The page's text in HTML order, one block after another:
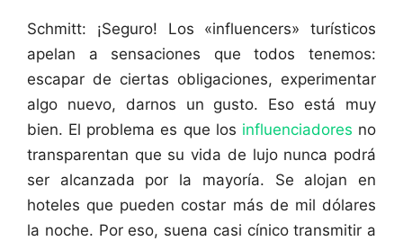
Schmitt: ¡Seguro! Los «influencers» turísticos
apelan a sensaciones que todos tenemos:
escapar de ciertas obligaciones, experimentar
algo nuevo, darnos un gusto. Eso está muy
bien. El problema es que los influenciadores no
transparentan que su vida de lujo nunca podrá
ser alcanzada por la mayoría. Se alojan en
hoteles que pueden costar más de mil dólares
la noche. Por eso, suena casi cínico transmitir a